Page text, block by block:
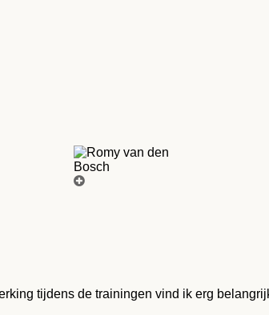
tijdens de trainingen vind ik erg